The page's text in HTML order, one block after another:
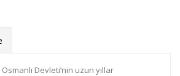
Devleti’nin uzun yıllar